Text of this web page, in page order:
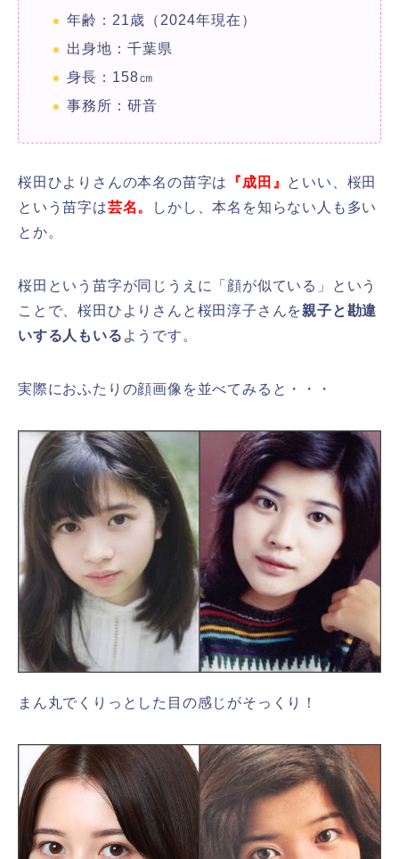
年齢：21歳（2024年現在）
出身地：千葉県
身長：158㎝
事務所：研音
桜田ひよりさんの本名の苗字は 『成田』 といい、桜田
という苗字は芸名。
しかし、本名を知らない人も多い
とか。
桜田という苗字が同じうえに「顔が似ている」という
ことで、桜田ひよりさんと桜田淳子さんを親子と勘違
いする人もいる ようです。
実際におふたりの顔画像を並べてみると・・・
まん丸でくりっとした目の感じがそっくり！